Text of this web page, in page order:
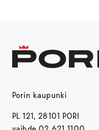
Porin kaupunki
PL 121, 28101 PORI